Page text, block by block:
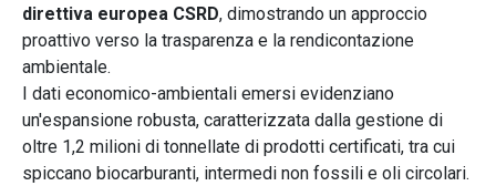
direttiva europea CSRD, dimostrando un approccio
proattivo verso la trasparenza e la rendicontazione
ambientale.
I dati economico-ambientali emersi evidenziano
un'espansione robusta, caratterizzata dalla gestione di
oltre 1,2 milioni di tonnellate di prodotti certificati, tra cui
spiccano biocarburanti, intermedi non fossili e oli circolari.